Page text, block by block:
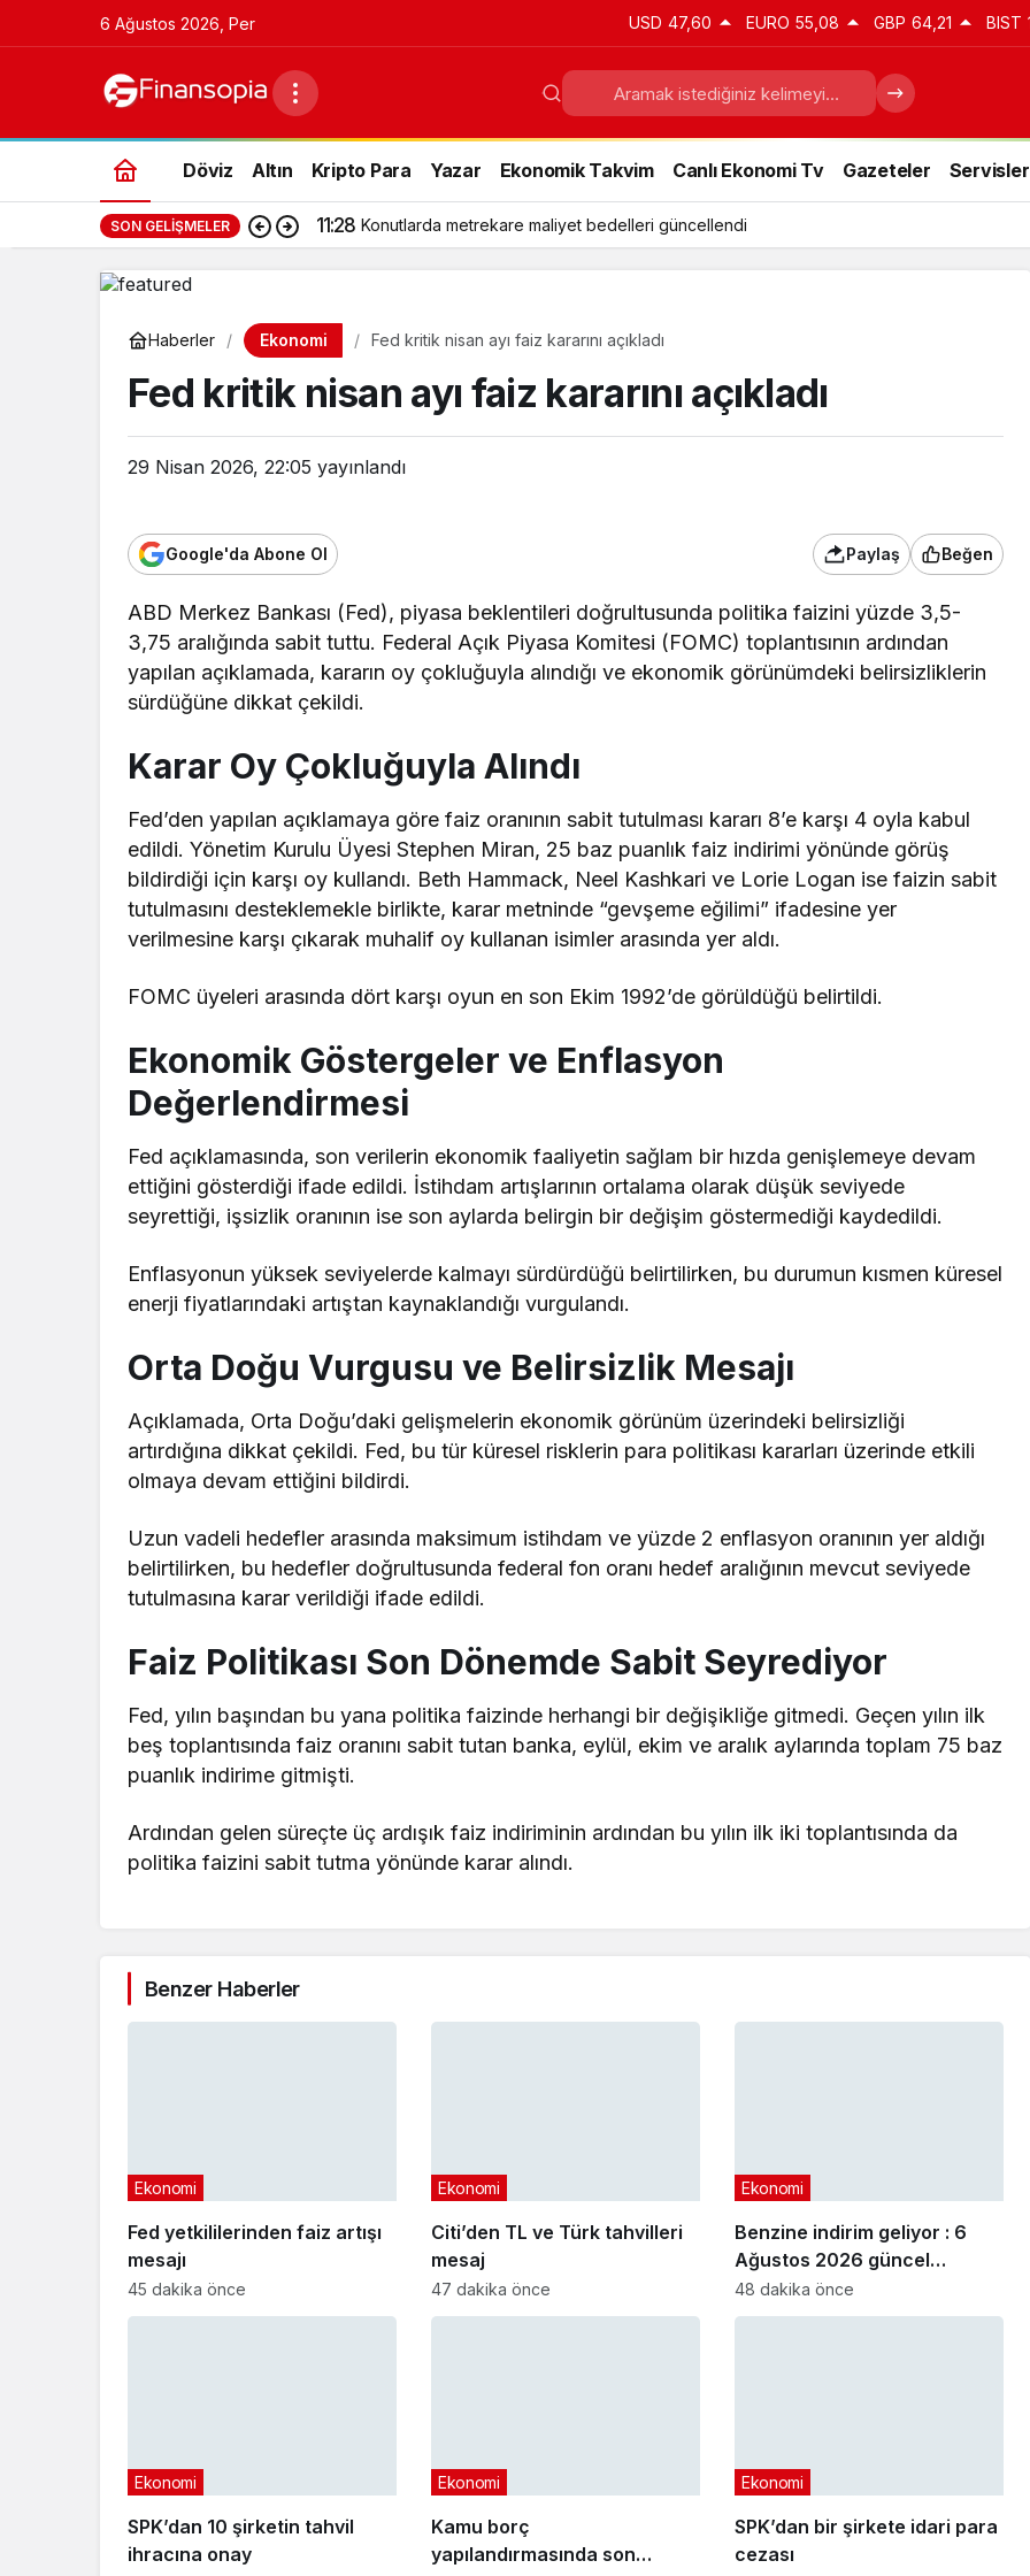
6 Ağustos 2026, Per USD 47,60 EURO 55,08 GBP 64,21 BIST
Döviz Altın Kripto Para Yazar Ekonomik Takvim Canlı Ekonomi Tv Gazeteler Servisler
SON GELIŞMELER 11:28 Konutlarda metrekare maliyet bedelleri güncellendi
Haberler Ekonomi Fed kritik nisan ayı faiz kararını açıkladı
Fed kritik nisan ayı faiz kararını açıkladı
29 Nisan 2026, 22:05 yayınlandı
Google'da Abone Ol Paylaş Beğen
ABD Merkez Bankası (Fed), piyasa beklentileri doğrultusunda politika faizini yüzde 3,5-
3,75 aralığında sabit tuttu. Federal Açık Piyasa Komitesi (FOMC) toplantısının ardından
yapılan açıklamada, kararın oy çokluğuyla alındığı ve ekonomik görünümdeki belirsizliklerin
sürdüğüne dikkat çekildi.
Karar Oy Çokluğuyla Alındı
Fed’den yapılan açıklamaya göre faiz oranının sabit tutulması kararı 8’e karşı 4 oyla kabul
edildi. Yönetim Kurulu Üyesi Stephen Miran, 25 baz puanlık faiz indirimi yönünde görüş
bildirdiği için karşı oy kullandı. Beth Hammack, Neel Kashkari ve Lorie Logan ise faizin sabit
tutulmasını desteklemekle birlikte, karar metninde “gevşeme eğilimi” ifadesine yer
verilmesine karşı çıkarak muhalif oy kullanan isimler arasında yer aldı.
FOMC üyeleri arasında dört karşı oyun en son Ekim 1992’de görüldüğü belirtildi.
Ekonomik Göstergeler ve Enflasyon
Değerlendirmesi
Fed açıklamasında, son verilerin ekonomik faaliyetin sağlam bir hızda genişlemeye devam
ettiğini gösterdiği ifade edildi. İstihdam artışlarının ortalama olarak düşük seviyede
seyrettiği, işsizlik oranının ise son aylarda belirgin bir değişim göstermediği kaydedildi.
Enflasyonun yüksek seviyelerde kalmayı sürdürdüğü belirtilirken, bu durumun kısmen küresel
enerji fiyatlarındaki artıştan kaynaklandığı vurgulandı.
Orta Doğu Vurgusu ve Belirsizlik Mesajı
Açıklamada, Orta Doğu’daki gelişmelerin ekonomik görünüm üzerindeki belirsizliği
artırdığına dikkat çekildi. Fed, bu tür küresel risklerin para politikası kararları üzerinde etkili
olmaya devam ettiğini bildirdi.
Uzun vadeli hedefler arasında maksimum istihdam ve yüzde 2 enflasyon oranının yer aldığı
belirtilirken, bu hedefler doğrultusunda federal fon oranı hedef aralığının mevcut seviyede
tutulmasına karar verildiği ifade edildi.
Faiz Politikası Son Dönemde Sabit Seyrediyor
Fed, yılın başından bu yana politika faizinde herhangi bir değişikliğe gitmedi. Geçen yılın ilk
beş toplantısında faiz oranını sabit tutan banka, eylül, ekim ve aralık aylarında toplam 75 baz
puanlık indirime gitmişti.
Ardından gelen süreçte üç ardışık faiz indiriminin ardından bu yılın ilk iki toplantısında da
politika faizini sabit tutma yönünde karar alındı.
Benzer Haberler
Fed yetkililerinden faiz artışı
mesajı
Ekonomi
45 dakika önce
Citi’den TL ve Türk tahvilleri
mesaj
Ekonomi
47 dakika önce
Benzine indirim geliyor : 6
Ağustos 2026 güncel
akaryakıt fiyatları
Ekonomi
48 dakika önce
SPK’dan 10 şirketin tahvil
ihracına onay
Ekonomi
Kamu borç
yapılandırmasında son
Ekonomi
SPK’dan bir şirkete idari para
cezası
Ekonomi